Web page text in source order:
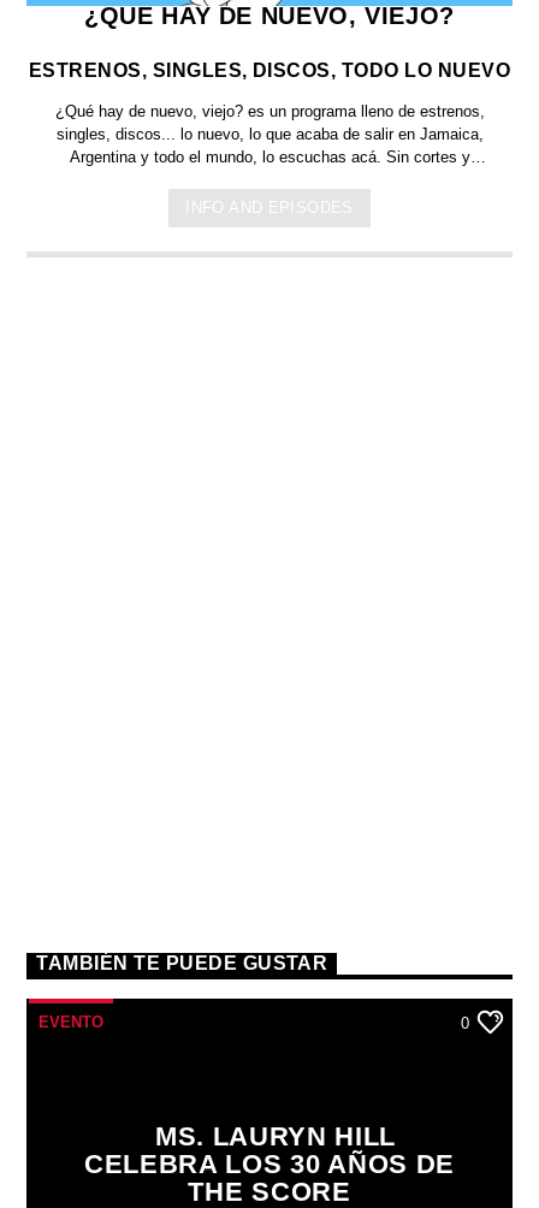
¿QUE HAY DE NUEVO, VIEJO?
ESTRENOS, SINGLES, DISCOS, TODO LO NUEVO
¿Qué hay de nuevo, viejo?es un programa lleno de estrenos,
singles, discos... lo nuevo, lo que acaba de salir enJamaica,
Argentina y todo el mundo, lo escuchas acá. Sin cortes y
INFO AND EPISODES
TAMBIÉN TE PUEDE GUSTAR
EVENTO 0
MS. LAURYN HILL
CELEBRA LOS 30 AÑOS DE
THE SCORE